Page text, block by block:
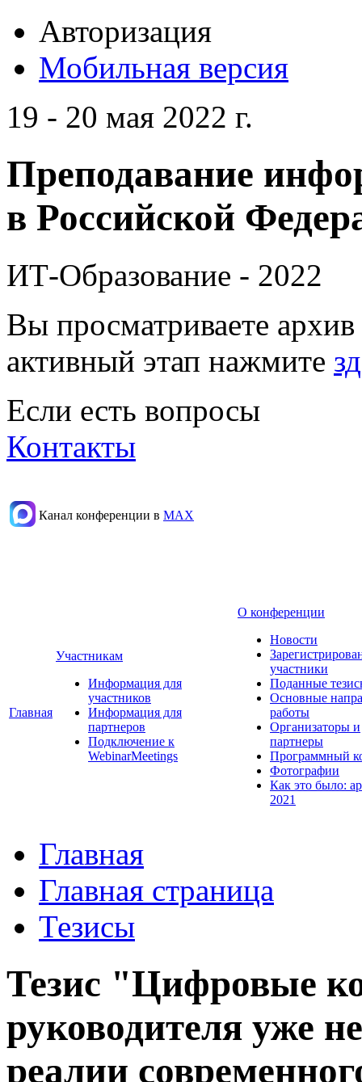
Авторизация
Мобильная версия
19 - 20 мая 2022 г.
Преподавание
в Российской
ИТ-Образование - 2022
Вы просматриваете
активный этап нажмите
Если есть вопросы
Контакты
Канал конференции в МАХ
Главная
Участникам
Информация для
участников
Информация для
партнеров
Подключение к
WebinarMeetings
О конференции
Новости
участники
Поданные
Основные
работы
Организаторы и
партнеры
Программный
Фотографии
Как это было:
2021
Главная
Главная страница
Тезисы
Тезис "Цифровые
руководителя уже
реалии